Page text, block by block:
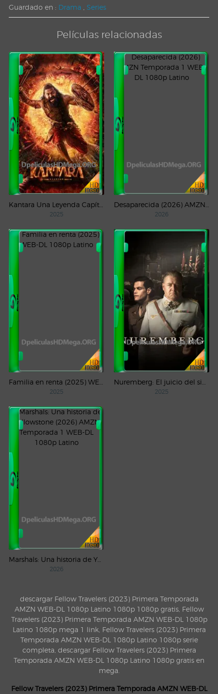
Guardado en : Drama Series
Películas relacionadas
2025 2026
2025 2025
Marshals: Una historia de Yellowstone (2026) AMZN Temporada 1 WEB-DL 1080p Latino
2026
descargar Fellow Travelers (2023) Primera Temporada
AMZN WEB-DL 1080p Latino 1080p 1080p gratis, Fellow
Travelers (2023) Primera Temporada AMZN WEB-DL 1080p
Latino 1080p mega 1 link, Fellow Travelers (2023) Primera
Temporada AMZN WEB-DL 1080p Latino 1080p serie
completa, descargar Fellow Travelers (2023) Primera
Temporada AMZN WEB-DL 1080p Latino 1080p gratis en
mega.
Fellow Travelers (2023) Primera Temporada AMZN WEB-DL